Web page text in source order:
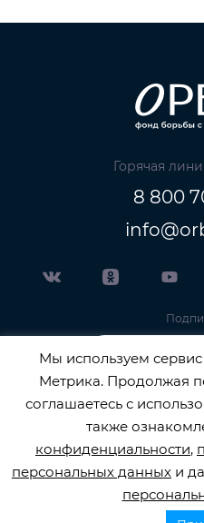
Горячая
8 800
ОФИЦИАЛЬНЫЙ
ПЕРСОНАЛЬНЫХ
Мы используем
Метрика. Продолжая
соглашаетесь с
также
конфиденциальности,
персональных данных и